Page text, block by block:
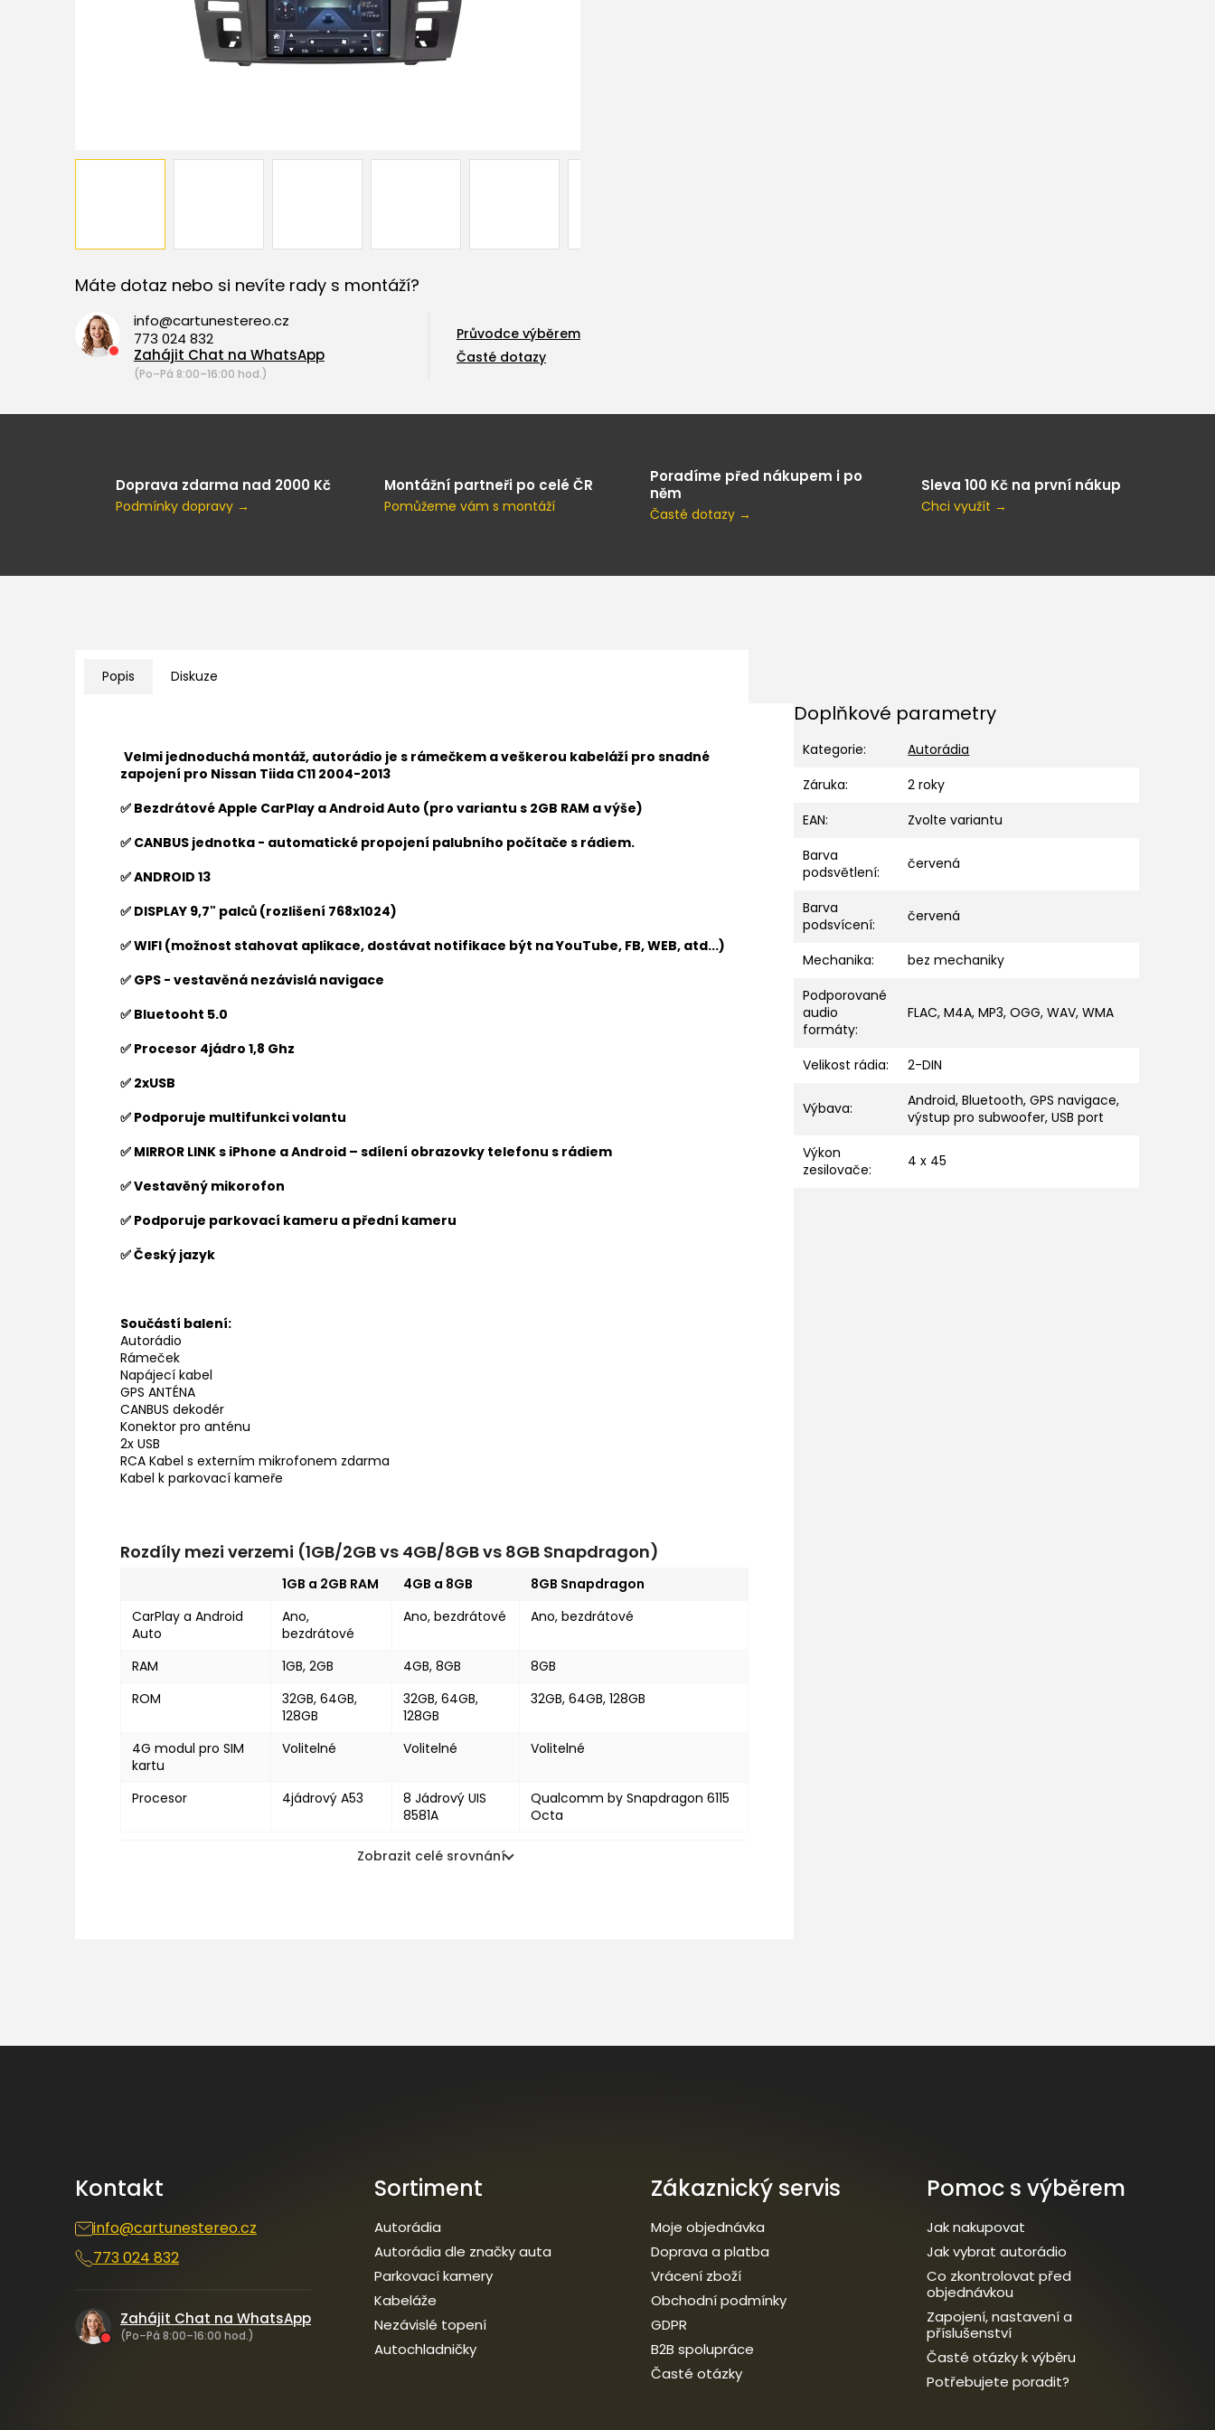
Máte dotaz nebo si nevíte rady s montáží?
info@cartunestereo.cz
773 024 832
Zahájit Chat na WhatsApp
(Po–Pá 8:00–16:00 hod.)
Průvodce výběrem
Časté dotazy
Doprava zdarma nad 2000 Kč
Podmínky dopravy →
Montážní partneři po celé ČR
Pomůžeme vám s montáží
Poradíme před nákupem i po
něm
Časté dotazy →
Sleva 100 Kč na první nákup
Chci využít →
Popis Diskuze
Velmi jednoduchá montáž, autorádio je s rámečkem a veškerou kabeláží pro snadné
zapojení pro Nissan Tiida C11 2004-2013
✅ Bezdrátové Apple CarPlay a Android Auto (pro variantu s 2GB RAM a výše)
✅ CANBUS jednotka - automatické propojení palubního počítače s rádiem.
✅ ANDROID 13
✅ DISPLAY 9,7" palců (rozlišení 768x1024)
✅ WIFI (možnost stahovat aplikace, dostávat notifikace být na YouTube, FB, WEB, atd...)
✅ GPS - vestavěná nezávislá navigace
✅ Bluetooht 5.0
✅ Procesor 4jádro 1,8 Ghz
✅ 2xUSB
✅ Podporuje multifunkci volantu
✅ MIRROR LINK s iPhone a Android – sdílení obrazovky telefonu s rádiem
✅ Vestavěný mikorofon
✅ Podporuje parkovací kameru a přední kameru
✅ Český jazyk
Součástí balení:
Autorádio
Rámeček
Napájecí kabel
GPS ANTÉNA
CANBUS dekodér
Konektor pro anténu
2x USB
RCA Kabel s externím mikrofonem zdarma
Kabel k parkovací kameře
Rozdíly mezi verzemi (1GB/2GB vs 4GB/8GB vs 8GB Snapdragon)
1GB a 2GB RAM 4GB a 8GB
8GB Snapdragon
CarPlay a Android
Auto
Ano,
bezdrátové
Ano, bezdrátové Ano, bezdrátové
RAM 1GB, 2GB 4GB, 8GB
8GB
ROM
32GB, 64GB,
128GB
32GB, 64GB,
128GB
32GB, 64GB, 128GB
4G modul pro SIM
kartu
Volitelné Volitelné Volitelné
Procesor 4jádrový A53
8 Jádrový UIS
8581A
Qualcomm by Snapdragon 6115
Octa
Zobrazit celé srovnání
Doplňkové parametry
Kategorie:
Autorádia
Záruka:
2 roky
EAN:
Zvolte variantu
Barva
podsvětlení: červená
Barva
podsvícení: červená
Mechanika:
bez mechaniky
Podporované
audio
formáty:
FLAC, M4A, MP3, OGG, WAV, WMA
Velikost rádia: 2-DIN
Výbava:
Android, Bluetooth, GPS navigace,
výstup pro subwoofer, USB port
Výkon
zesilovače: 4 x 45
Kontakt
info@cartunestereo.cz
773 024 832
Zahájit Chat na WhatsApp
(Po–Pá 8:00–16:00 hod.)
Sortiment
Autorádia
Autorádia dle značky auta
Parkovací kamery
Kabeláže
Nezávislé topení
Autochladničky
Zákaznický servis
Moje objednávka
Doprava a platba
Vrácení zboží
Obchodní podmínky
GDPR
B2B spolupráce
Časté otázky
Pomoc s výběrem
Jak nakupovat
Jak vybrat autorádio
Co zkontrolovat před
objednávkou
Zapojení, nastavení a
příslušenství
Časté otázky k výběru
Potřebujete poradit?